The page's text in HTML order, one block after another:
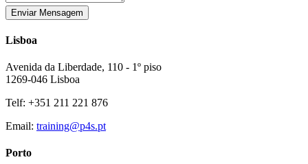
Enviar Mensagem
Lisboa
Avenida da Liberdade, 110 - 1º piso
1269-046 Lisboa
Telf: +351 211 221 876
Email: training@p4s.pt
Porto